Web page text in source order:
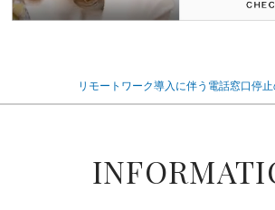
リモートワーク導入に伴う電話窓口停